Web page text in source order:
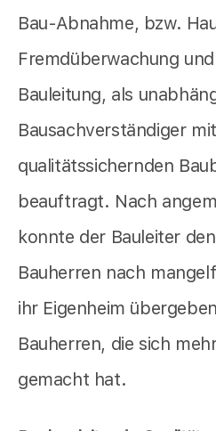
Bau-Abnahme, bzw.
Fremdüberwachung
Bauleitung, als
Bausachverständiger
qualitätssichernden
beauftragt. Nach
konnte der Bauleiter
Bauherren nach
ihr Eigenheim
Bauherren, die sich
gemacht hat.